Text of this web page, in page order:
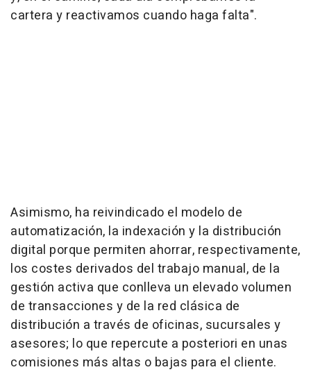
cartera y reactivamos cuando haga falta".
Asimismo, ha reivindicado el modelo de
automatización, la indexación y la distribución
digital porque permiten ahorrar, respectivamente,
los costes derivados del trabajo manual, de la
gestión activa que conlleva un elevado volumen
de transacciones y de la red clásica de
distribución a través de oficinas, sucursales y
asesores; lo que repercute a posteriori en unas
comisiones más altas o bajas para el cliente.